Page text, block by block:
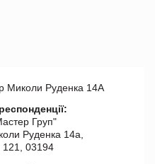
Миколи Руденка 14А
Груп"
Руденка 14а,
03194